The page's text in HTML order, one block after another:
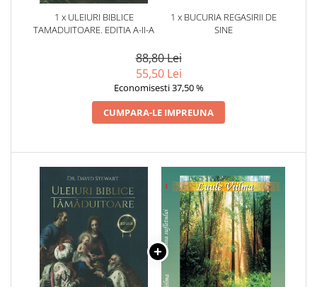
1 x ULEIURI BIBLICE
TAMADUITOARE. EDITIA A-II-A
1 x BUCURIA REGASIRII DE
SINE
88,80 Lei
55,50 Lei
Economisesti 37,50 %
CUMPARA-LE IMPREUNA